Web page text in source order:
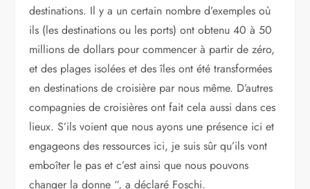
destinations. Il y a un certain nombre d’exemples où
ils (les destinations ou les ports) ont obtenu 40 à 50
millions de dollars pour commencer à partir de zéro,
et des plages isolées et des îles ont été transformées
en destinations de croisière par nous même. D’autres
compagnies de croisières ont fait cela aussi dans ces
lieux. S’ils voient que nous ayons une présence ici et
engageons des ressources ici, je suis sûr qu’ils vont
emboîter le pas et c’est ainsi que nous pouvons
changer la donne “, a déclaré Foschi.